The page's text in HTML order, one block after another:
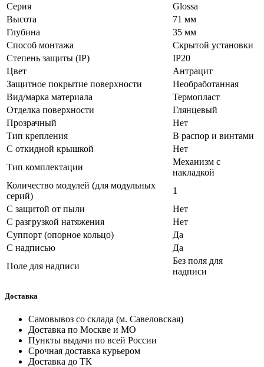
Серия
Glossa
Высота
71 мм
Глубина
35 мм
Способ монтажа
Скрытой установки
Степень защиты (IP)
IP20
Цвет
Антрацит
Защитное покрытие поверхности
Необработанная
Вид/марка материала
Термопласт
Отделка поверхности
Глянцевый
Прозрачный
Нет
Тип крепления
В распор и винтами
С откидной крышкой
Нет
Тип комплектации
Механизм с
накладкой
Количество модулей (для модульных
серий)
1
С защитой от пыли
Нет
С разгрузкой натяжения
Нет
Суппорт (опорное кольцо)
Да
С надписью
Да
Поле для надписи
Без поля для
надписи
Доставка
Самовывоз со склада (м. Савеловская)
Доставка по Москве и МО
Пункты выдачи по всей России
Срочная доставка курьером
Доставка до ТК